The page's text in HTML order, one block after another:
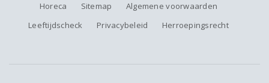
Horeca
Sitemap
Algemene voorwaarden
Leeftijdscheck
Privacybeleid Herroepingsrecht